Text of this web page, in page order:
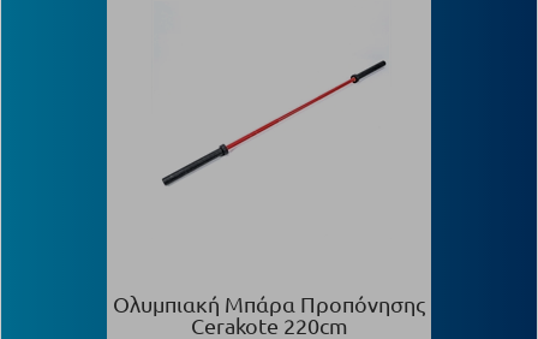
Ολυμπιακή Μπάρα Προπόνησης
Cerakote 220cm